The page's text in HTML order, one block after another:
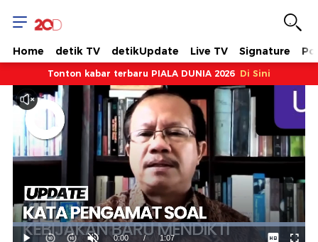
Home detik TV detikUpdate Live TV Signature
Tonton kabar terbaru PIALA DUNIA 2026 Di Sini
Waktu
0:00 / Durasi
1:07
Dimuat:
100.00%